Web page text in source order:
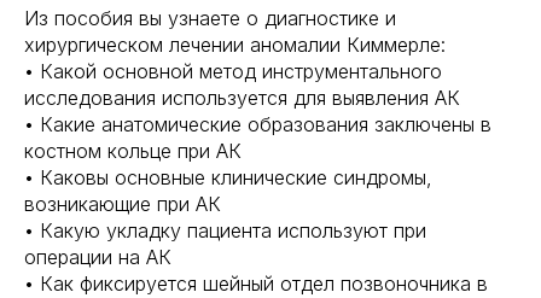
Из пособия вы узнаете о диагностике и
хирургическом лечении аномалии Киммерле:
• Какой основной метод инструментального
исследования используется для выявления АК
• Какие анатомические образования заключены в
костном кольце при АК
• Каковы основные клинические синдромы,
возникающие при АК
• Какую укладку пациента используют при
операции на АК
• Как фиксируется шейный отдел позвоночника в